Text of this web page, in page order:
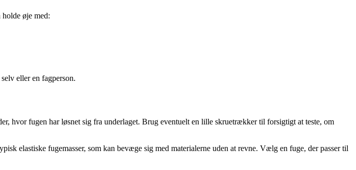
øje med:
eller en fagperson.
hvor fugen har løsnet sig fra underlaget. Brug eventuelt en lille skruetrækker til forsigtigt at teste, om
elastiske fugemasser, som kan bevæge sig med materialerne uden at revne. Vælg en fuge, der passer til